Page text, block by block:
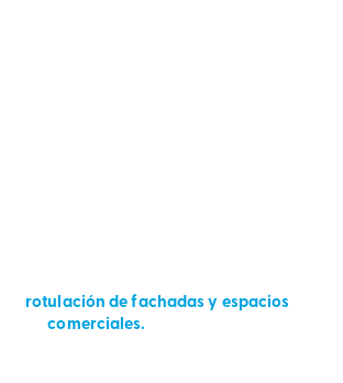
larotulación de fachadas y espacios
comerciales.